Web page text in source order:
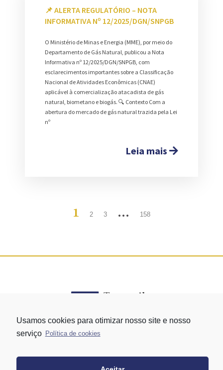
📌 ALERTA REGULATÓRIO – NOTA
INFORMATIVA Nº 12/2025/DGN/SNPGB
O Ministério de Minas e Energia (MME), por meio do
Departamento de Gás Natural, publicou a Nota
Informativa nº 12/2025/DGN/SNPGB, com
esclarecimentos importantes sobre a Classificação
Nacional de Atividades Econômicas (CNAE)
aplicável à comercialização atacadista de gás
natural, biometano e biogás. 🔍 Contexto Com a
abertura do mercado de gás natural trazida pela Lei
nº
Leia mais
1 2 3 … 158
Usamos cookies para otimizar nosso site e nosso
serviço Política de cookies